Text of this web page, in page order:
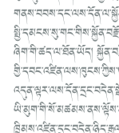
ཞིག་གི་ཚད་ལ་ཐོན་ཡོད།